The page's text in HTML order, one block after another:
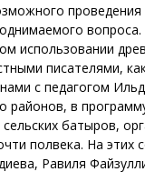
использовании
писателями,
с педагогом
районов, в
батыров,
полвека. На этих
Равиля